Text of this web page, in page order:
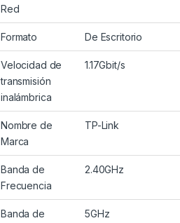
Red
Formato De Escritorio
Velocidad de
transmisión
inalámbrica
1.17Gbit/s
Nombre de
Marca
TP-Link
Banda de
Frecuencia
2.40GHz
Banda de
5GHz